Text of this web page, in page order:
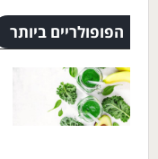
הפופולריים ביותר